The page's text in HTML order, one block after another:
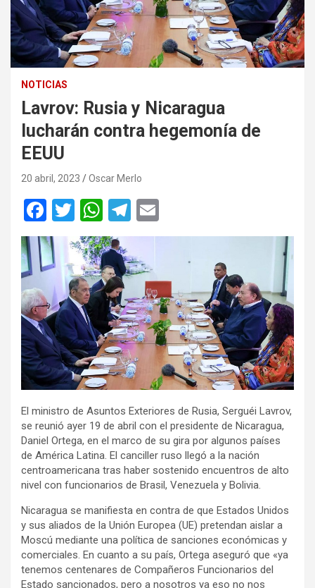
NOTICIAS
Lavrov: Rusia y Nicaragua
lucharán contra hegemonía de
EEUU
20 abril, 2023 Oscar Merlo
F
a
ce
b
o
o
k
T
wi
tt
er
W
h
at
s
A
p
p
T
el
e
gr
a
m
m
El ministro de Asuntos Exteriores de Rusia, Serguéi Lavrov,
se reunió ayer 19 de abril con el presidente de Nicaragua,
Daniel Ortega, en el marco de su gira por algunos países
de América Latina. El canciller ruso llegó a la nación
centroamericana tras haber sostenido encuentros de alto
nivel con funcionarios de Brasil, Venezuela y Bolivia.
Nicaragua se manifiesta en contra de que Estados Unidos
y sus aliados de la Unión Europea (UE) pretendan aislar a
Moscú mediante una política de sanciones económicas y
comerciales. En cuanto a su país, Ortega aseguró que «ya
tenemos centenares de Compañeros Funcionarios del
Estado sancionados, pero a nosotros ya eso no nos